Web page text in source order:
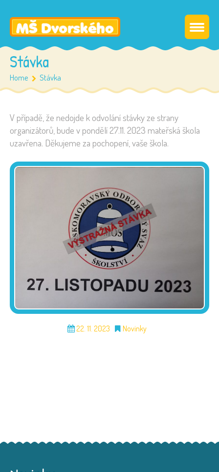
Stávka
Home Stávka
V případě, že nedojde k odvolání stávky ze strany
organizátorů, bude v pondělí 27.11. 2023 mateřská škola
uzavřena. Děkujeme za pochopení, vaše škola.
22. 11. 2023 Novinky